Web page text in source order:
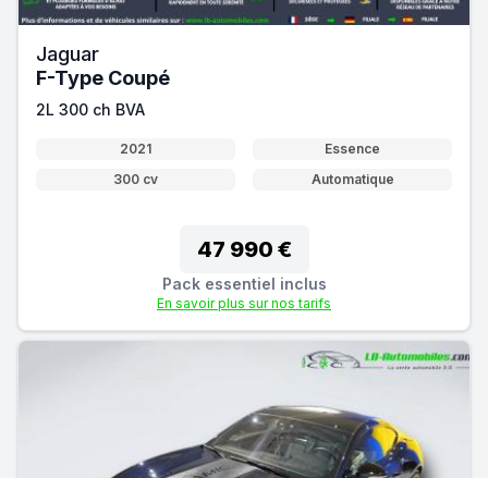
Jaguar
F-Type Coupé
2L 300 ch BVA
2021
Essence
300 cv
Automatique
47 990 €
Pack essentiel inclus
En savoir plus sur nos tarifs